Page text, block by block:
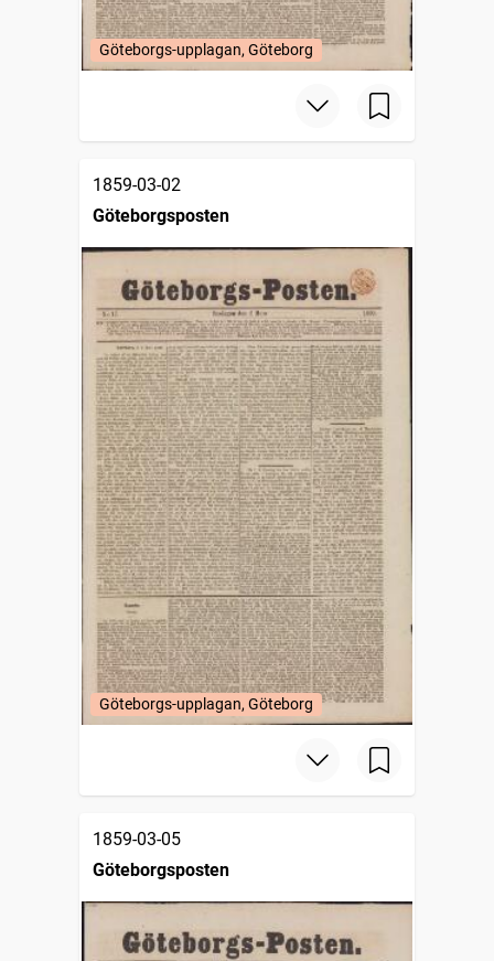
Göteborgs-upplagan, Göteborg
1859-03-02
Göteborgsposten
Göteborgs-upplagan, Göteborg
1859-03-05
Göteborgsposten